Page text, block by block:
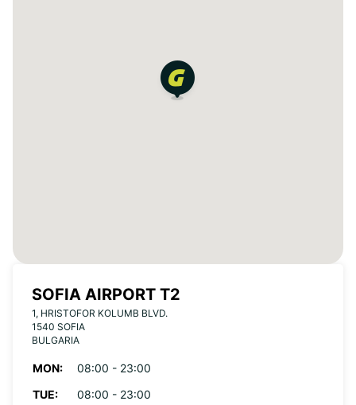
SOFIA AIRPORT T2
1, HRISTOFOR KOLUMB BLVD.
1540 SOFIA
BULGARIA
MON:
08:00 - 23:00
TUE:
08:00 - 23:00